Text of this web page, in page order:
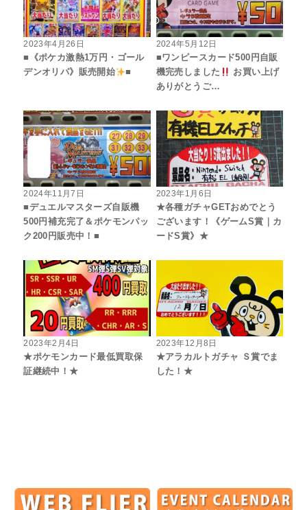
2023年4月26日
■《ポケカ激熱1万円・ゴール
デンオリパ》販売開始
■
2024年5月12日
■ワンピースカード500円自販
機完売しました
お買い上げ
ありがとうご…
2024年11月7日
■デュエルマスターズ自販機
500円補充完了＆ポケモンパッ
ク200円販売中！■
2023年1月6日
★各種ガチャGETおめでとう
ございます！《ゲームS賞｜カ
ードS賞》★
2023年2月4日
★ポケモンカード最低買取保
証継続中！★
2023年12月8日
★アラカルトガチャ Ｓ賞でま
した！★